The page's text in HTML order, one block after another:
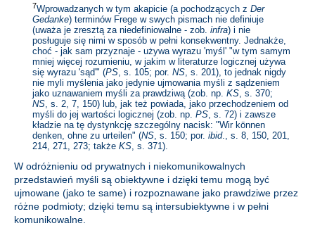
7Wprowadzanych w tym akapicie (a pochodzących z Der
Gedanke) terminów Frege w swych pismach nie definiuje
(uważa je zresztą za niedefiniowalne - zob. infra) i nie
posługuje się nimi w sposób w pełni konsekwentny. Jednakże,
choć - jak sam przyznaje - używa wyrazu 'myśl' "w tym samym
mniej więcej rozumieniu, w jakim w literaturze logicznej używa
się wyrazu 'sąd'" (PS, s. 105; por. NS, s. 201), to jednak nigdy
nie myli myślenia jako jedynie ujmowania myśli z sądzeniem
jako uznawaniem myśli za prawdziwą (zob. np. KS, s. 370;
NS, s. 2, 7, 150) lub, jak też powiada, jako przechodzeniem od
myśli do jej wartości logicznej (zob. np. PS, s. 72) i zawsze
kładzie na tę dystynkcję szczególny nacisk: "Wir können
denken, ohne zu urteilen" (NS, s. 150; por. ibid., s. 8, 150, 201,
214, 271, 273; także KS, s. 371).
W odróżnieniu od prywatnych i niekomunikowalnych
przedstawień myśli są obiektywne i dzięki temu mogą być
ujmowane (jako te same) i rozpoznawane jako prawdziwe przez
różne podmioty; dzięki temu są intersubiektywne i w pełni
komunikowalne.